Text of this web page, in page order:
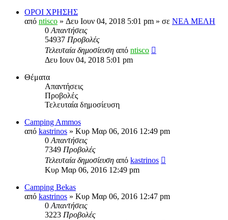
ΟΡΟΙ ΧΡΗΣΗΣ
από ntisco » Δευ Ιουν 04, 2018 5:01 pm » σε ΝΕΑ ΜΕΛΗ
0 Απαντήσεις
54937 Προβολές
Τελευταία δημοσίευση από ntisco
Δευ Ιουν 04, 2018 5:01 pm
Θέματα
Απαντήσεις
Προβολές
Τελευταία δημοσίευση
Camping Ammos
από kastrinos » Κυρ Μαρ 06, 2016 12:49 pm
0 Απαντήσεις
7349 Προβολές
Τελευταία δημοσίευση από kastrinos
Κυρ Μαρ 06, 2016 12:49 pm
Camping Bekas
από kastrinos » Κυρ Μαρ 06, 2016 12:47 pm
0 Απαντήσεις
3223 Προβολές